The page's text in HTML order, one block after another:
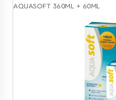
AQUASOFT 360ML + 60ML